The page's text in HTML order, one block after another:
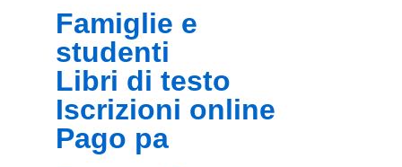
famiglie e
studenti
libri di testo
iscrizioni online
pago pa